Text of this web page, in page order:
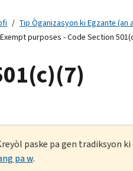
Tip Òganizasyon ki Egzante (an
Exempt purposes - Code Section
paske pa gen tradiksyon
pa w.